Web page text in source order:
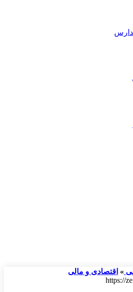
» اقتصادی و مالی
https://